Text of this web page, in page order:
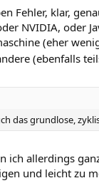
Fehler, klar,
NVIDIA, oder
(eher
(ebenfalls
das grundlose,
ich allerdings
und leicht zu